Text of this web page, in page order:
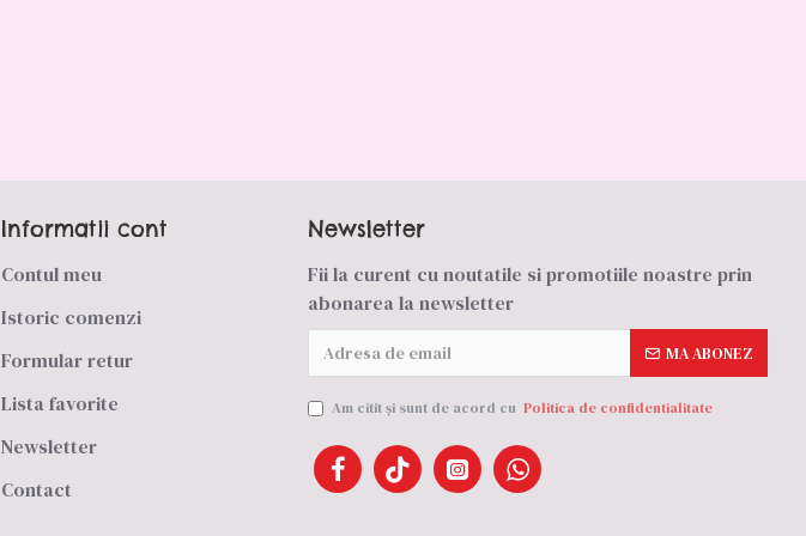
Informatii cont
Contul meu
Istoric comenzi
Formular retur
Lista favorite
Newsletter
Contact
Newsletter
Fii la curent cu noutatile si promotiile noastre prin
abonarea la newsletter
MA ABONEZ
Am citit şi sunt de acord cu Politica de confidentialitate